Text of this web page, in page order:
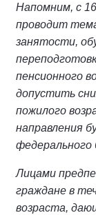
Напомним, с
проводит
занятости,
пенсионного
допустить
пожилого
направления
Лицами
граждане в
возраста,